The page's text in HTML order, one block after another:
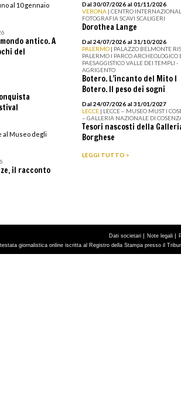
al 10 gennaio
antico. A
del
al Museo degli
il racconto
Dal 30/07/2026 al 01/11/2026
VERONA | CENTRO
FOTOGRAFIA SCAVI SCALIGERI
Dorothea Lange
Dal 24/07/2026 al 31/10/2026
PALERMO | PALAZZO BELMONTE
PALERMO I PARCO ARCHEOLOGICO
PAESAGGISTICO VALLE DEI TEMPLI -
AGRIGENTO
Botero. L’incanto del Mito I
Botero. Il peso dei sogni
Dal 24/07/2026 al 31/01/2027
LECCE | LECCE – MUSEO MUST I
– GALLERIA NAZIONALE DI
Tesori nascosti della
Borghese
LEGGI TUTTO >
Dati societari | Note legali |
giornalistica online iscritta al Registro della Stampa presso il